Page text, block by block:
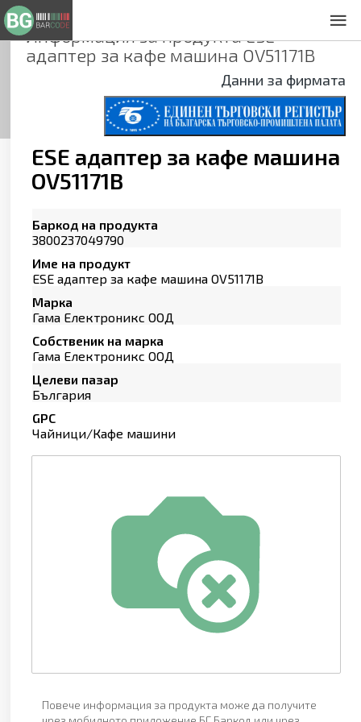
Информация за продуктаESE
адаптер за кафе машина OV51171B
Данни за фирмата
ESE адаптер за кафе машина
OV51171B
Баркод на продукта
3800237049790
Име на продукт
ESE адаптер за кафе машина OV51171B
Марка
Гама Електроникс ООД
Собственик на марка
Гама Електроникс ООД
Целеви пазар
България
GPC
Чайници/Кафе машини
Повече информация за продукта може да получите
Общи условия
Декларация за проверителност
Заснемане на продукти
Контакти